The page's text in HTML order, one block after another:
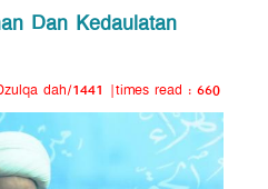
Dan Kedaulatan
dah/1441 |times read : 660